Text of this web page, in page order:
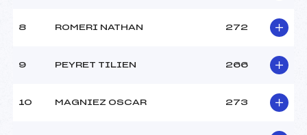
8 ROMERI NATHAN 272
9 PEYRET TILIEN 266
10 MAGNIEZ OSCAR 273